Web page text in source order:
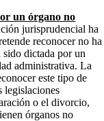
un órgano no
jurisprudencial ha
reconocer no ha
dictada por un
administrativa. La
este tipo de
legislaciones
o el divorcio,
órganos no